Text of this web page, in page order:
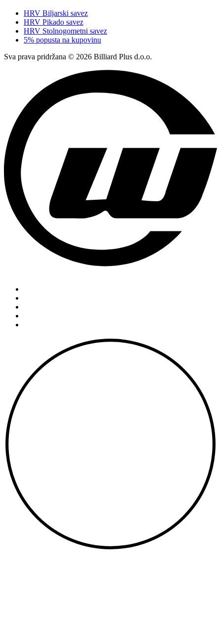
HRV Biljarski savez
HRV Pikado savez
HRV Stolnogometni savez
5% popusta na kupovinu
Sva prava pridržana © 2026 Billiard Plus d.o.o.